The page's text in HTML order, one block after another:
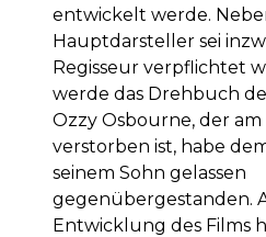
entwickelt werde.
Hauptdarsteller sei
Regisseur verpflichtet
werde das Drehbuch
Ozzy Osbourne, der am
verstorben ist, habe
seinem Sohn gelassen
gegenübergestanden.
Entwicklung des Films